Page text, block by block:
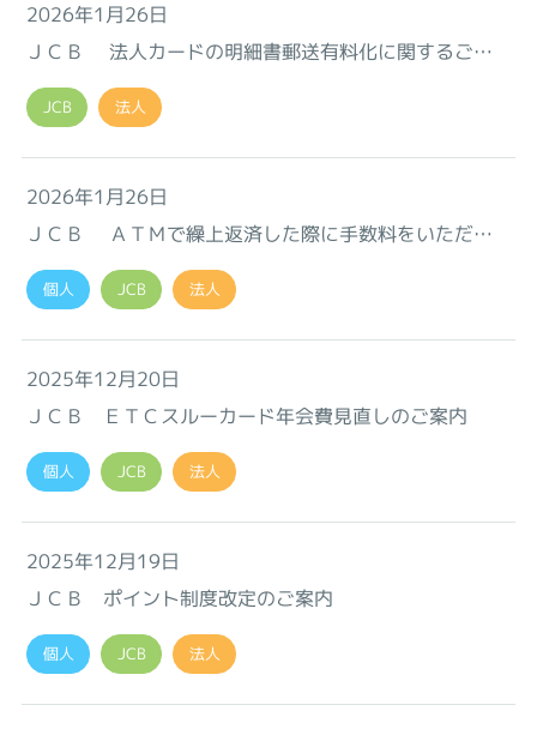
2026年1月26日
ＪＣＢ 法人カードの明細書郵送有料化に関するご案
内
JCB 法人
2026年1月26日
ＪＣＢ ＡＴＭで繰上返済した際に手数料をいただく
ことについて
個人 JCB 法人
2025年12月20日
ＪＣＢ ＥＴＣスルーカード年会費見直しのご案内
個人 JCB 法人
2025年12月19日
ＪＣＢ ポイント制度改定のご案内
個人 JCB 法人